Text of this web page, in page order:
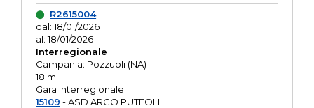
R2615004
dal: 18/01/2026
al: 18/01/2026
Interregionale
Campania: Pozzuoli (NA)
18 m
Gara interregionale
15109 - ASD ARCO PUTEOLI